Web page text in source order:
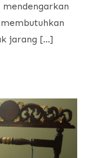
jarang […]